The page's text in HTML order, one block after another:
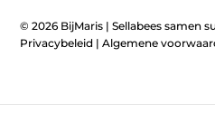
© 2026 BijMaris |Sellabees samen
Privacybeleid |Algemene